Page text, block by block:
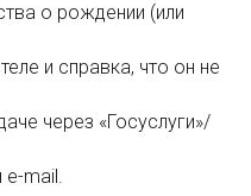
о рождении (или
и справка, что он не
через «Госуслуги»/
e-mail.